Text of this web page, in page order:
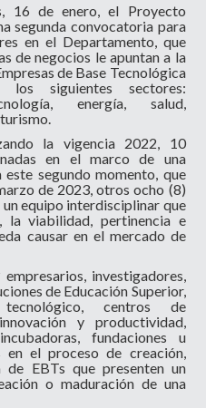
16 de enero, el Proyecto
segunda convocatoria para
en el Departamento, que
de negocios le apuntan a la
de Base Tecnológica
siguientes sectores:
energía, salud,
la vigencia 2022, 10
en el marco de una
segundo momento, que
de 2023, otros ocho (8)
equipo interdisciplinar que
la viabilidad, pertinencia e
causar en el mercado de
investigadores,
de Educación Superior,
centros de
y productividad,
fundaciones u
en el proceso de creación,
EBTs que presenten un
o maduración de una